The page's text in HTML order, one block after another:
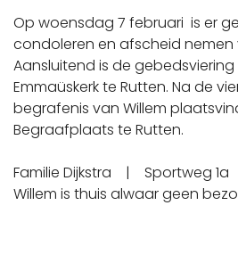
Op woensdag 7 februari is er
condoleren en afscheid nemen
Aansluitend is de gebedsviering
Emmaüskerk te Rutten. Na de
begrafenis van Willem
Begraafplaats te Rutten.
Familie Dijkstra | Sportweg 1a
Willem is thuis alwaar geen